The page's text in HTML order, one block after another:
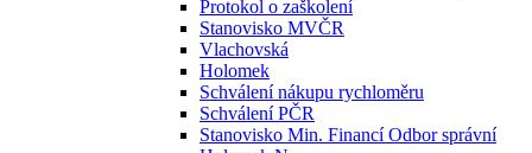
Protokol o zaškolení
Stanovisko MVČR
Vlachovská
Holomek
Schválení nákupu rychloměru
Schválení PČR
Stanovisko Min. Financí Odbor správní